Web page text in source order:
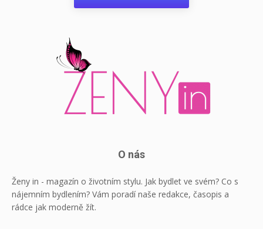
O nás
Ženy in - magazín o životním stylu. Jak bydlet ve svém? Co s
nájemním bydlením? Vám poradí naše redakce, časopis a
rádce jak moderně žít.